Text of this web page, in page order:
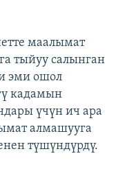
маалымат
тыйуу салынган
эми ошол
кадамын
үчүн ич ара
алмашууга
түшүндүрдү.